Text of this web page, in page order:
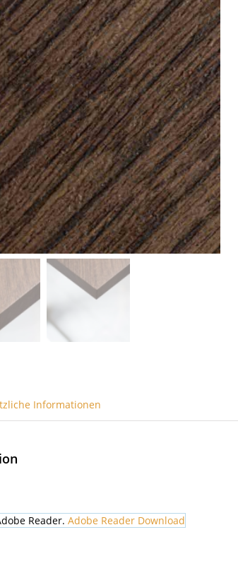
Informationen
Reader. Adobe Reader Download